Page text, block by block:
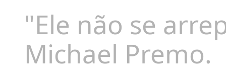
"Ele não se
Michael Premo.